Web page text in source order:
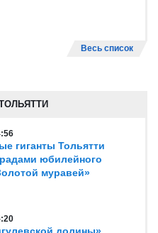
Весь список
гиганты Тольятти
юбилейного
муравей»